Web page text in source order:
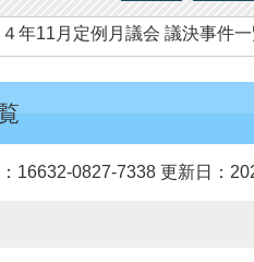
年11月定例月議会 議決事件一
16632-0827-7338 更新日：